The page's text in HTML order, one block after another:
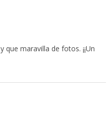
maravilla de fotos. ¡¡Un